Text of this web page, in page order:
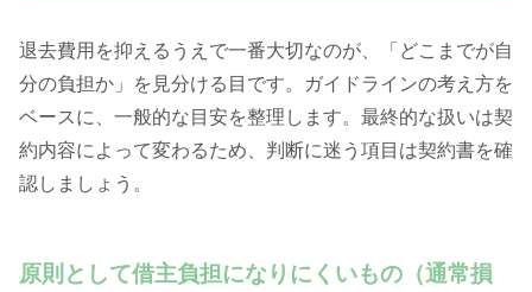
退去費用を抑えるうえで一番大切なのが、「どこまでが自
分の負担か」を見分ける目です。ガイドラインの考え方を
ベースに、一般的な目安を整理します。最終的な扱いは契
約内容によって変わるため、判断に迷う項目は契約書を確
認しましょう。
原則として借主負担になりにくいもの（通常損